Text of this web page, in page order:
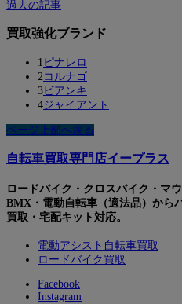
過去の記事
買取強化ブランド
1 ピナレロ
2 コルナゴ
3 ビアンキ
4ジャイアント
ページ上部へ戻る
自転車買取専門店イープラス
ロードバイク・クロスバイク・マ
BMX・電動自転車（適法品）から
買取・宅配キット対応。
電動アシスト自転車買取
ロードバイク買取
Facebook
Instagram